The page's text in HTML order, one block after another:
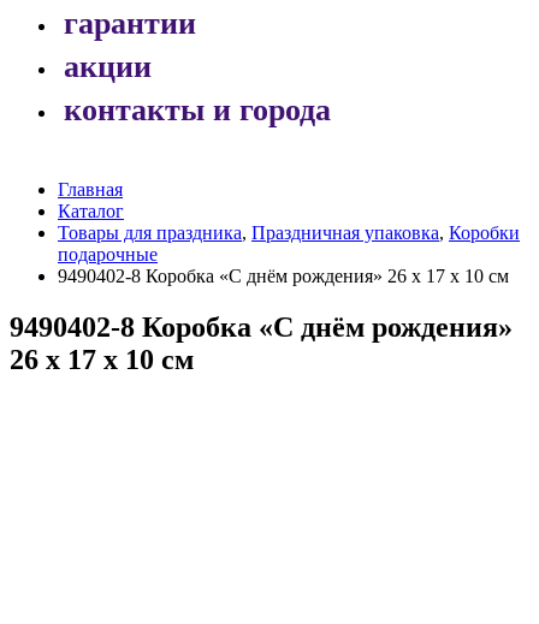
гарантии
акции
контакты и города
Главная
Каталог
Товары для праздника, Праздничная упаковка, Коробки
подарочные
9490402-8 Коробка «С днём рождения» 26 х 17 х 10 см
9490402-8 Коробка «С днём рождения»
26 х 17 х 10 см